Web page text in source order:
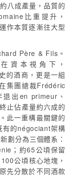
八成產量，品質的
比重提升，
作本質逐漸往大型
Père & Fils。
資本視角下，
的酒商，更是一組
集團總裁Frédéric
出en primeur、
止佔產量約六成的
此一重構最關鍵的
有的négociant架構
劃分為三個體系：
；約65公頃保留
公頃核心地塊，
先分散於不同酒款